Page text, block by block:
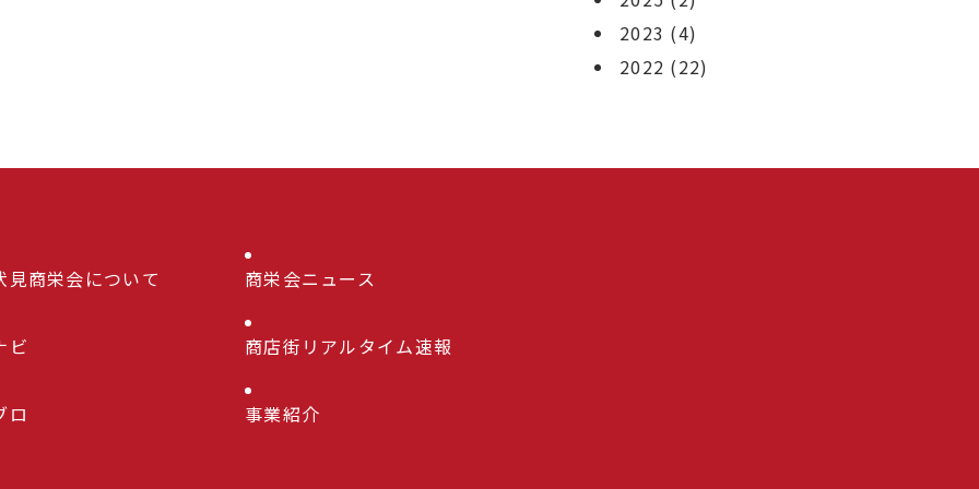
2023 (4)
2022 (22)
見商栄会について 商栄会ニュース
ビ 商店街リアルタイム速報
ロ 事業紹介